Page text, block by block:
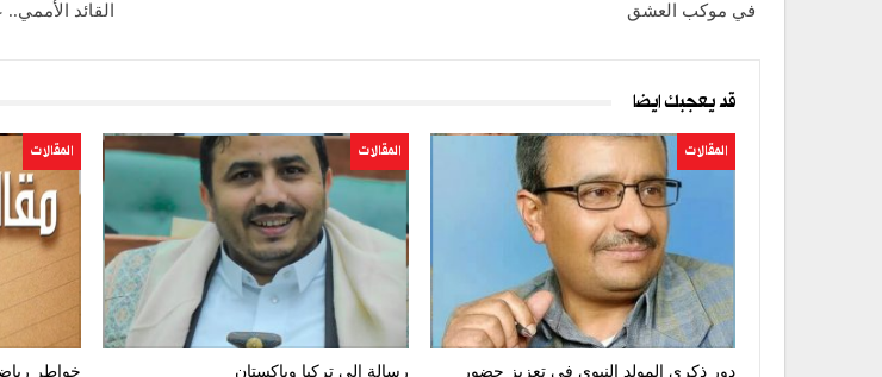
في موكب العشق القائد
قد يعجبك ايضا
المقالات
دور ذكرى المولد النبوي في تعزيز حضور
المقالات
رسالة إلى تركيا وباكستان
المقالات
خواطر